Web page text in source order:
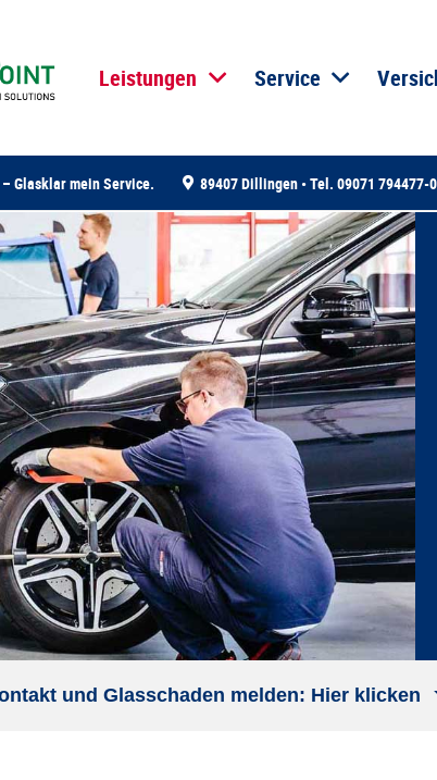
Leistungen Service
– Glasklar mein Service. 89407 Dillingen • Tel. 09071 794477-0
und Glasschaden melden: Hier klicken